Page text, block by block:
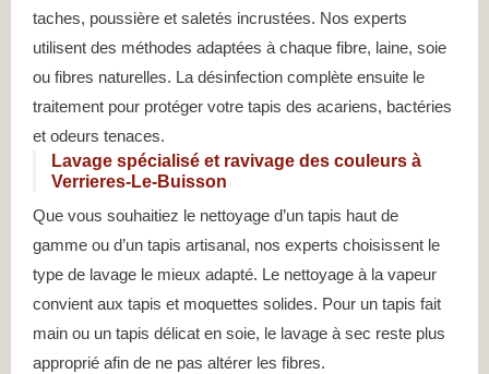
taches, poussière et saletés incrustées. Nos experts
utilisent des méthodes adaptées à chaque fibre, laine, soie
ou fibres naturelles. La désinfection complète ensuite le
traitement pour protéger votre tapis des acariens, bactéries
et odeurs tenaces.
Lavage spécialisé et ravivage des couleurs à
Verrieres-Le-Buisson
Que vous souhaitiez le nettoyage d’un tapis haut de
gamme ou d’un tapis artisanal, nos experts choisissent le
type de lavage le mieux adapté. Le nettoyage à la vapeur
convient aux tapis et moquettes solides. Pour un tapis fait
main ou un tapis délicat en soie, le lavage à sec reste plus
approprié afin de ne pas altérer les fibres.